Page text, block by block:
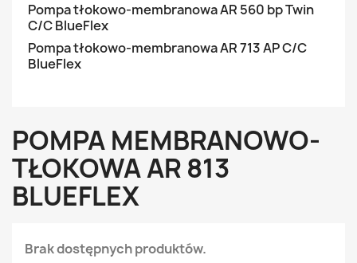
Pompa tłokowo-membranowa AR 560 bp Twin
C/C BlueFlex
Pompa tłokowo-membranowa AR 713 AP C/C
BlueFlex
POMPA MEMBRANOWO-
TŁOKOWA AR 813
BLUEFLEX
Brak dostępnych produktów.